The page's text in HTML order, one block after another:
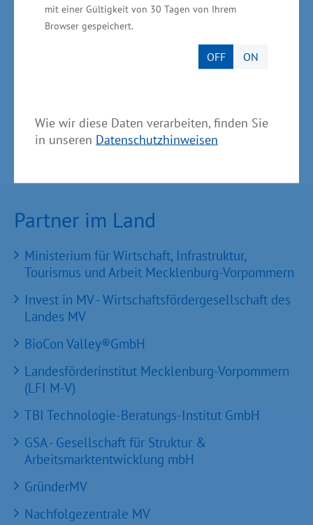
mit einer Gültigkeit von 30 Tagen von Ihrem
Browser gespeichert.
OFF ON
Wie wir diese Daten verarbeiten, finden Sie
in unseren Datenschutzhinweisen
Rostock hinaus – etwa beim Pangea-Festival,
bei geplanten Investitionen am Standort
Pütnitz sowie durch die Mitwirkung im
Partner im Land
Ministerium für Wirtschaft, Infrastruktur,
Tourismus und Arbeit Mecklenburg-Vorpommern
Invest in MV - Wirtschaftsfördergesellschaft des
Landes MV
BioCon Valley®GmbH
Landesförderinstitut Mecklenburg-Vorpommern
(LFI M-V)
TBI Technologie-Beratungs-Institut GmbH
GSA - Gesellschaft für Struktur &
Arbeitsmarktentwicklung mbH
GründerMV
Nachfolgezentrale MV